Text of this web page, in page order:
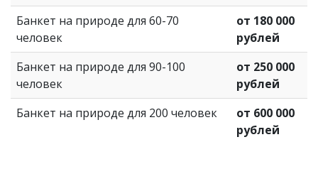
Банкет на природе для 60-70
человек
от 180 000
рублей
Банкет на природе для 90-100
человек
от 250 000
рублей
Банкет на природе для 200 человек
от 600 000
рублей